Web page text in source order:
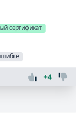
сертификат
+4